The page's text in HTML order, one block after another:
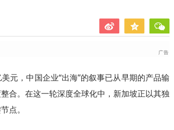
元，中国企业“出海”的叙事已从早期的产品输
合。在这一轮深度全球化中，新加坡正以其独
点。